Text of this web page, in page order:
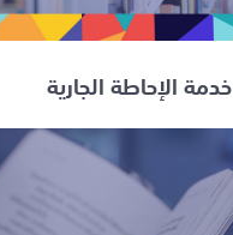
خدمة الإحاطة الجارية